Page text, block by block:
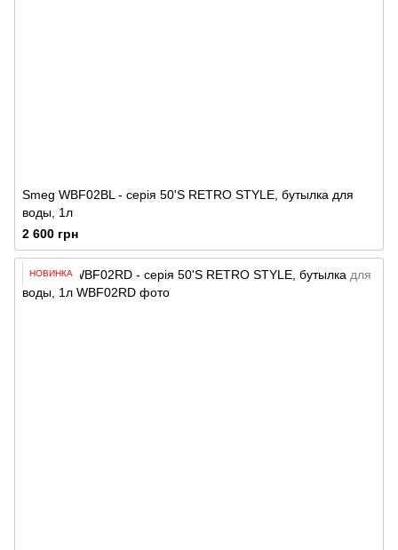
Smeg WBF02BL - серія 50'S RETRO STYLE, бутылка для
воды, 1л
2 600 грн
НОВИНКА